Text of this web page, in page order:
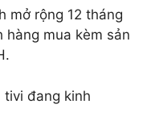
mở rộng 12 tháng
hàng mua kèm sản
tivi đang kinh